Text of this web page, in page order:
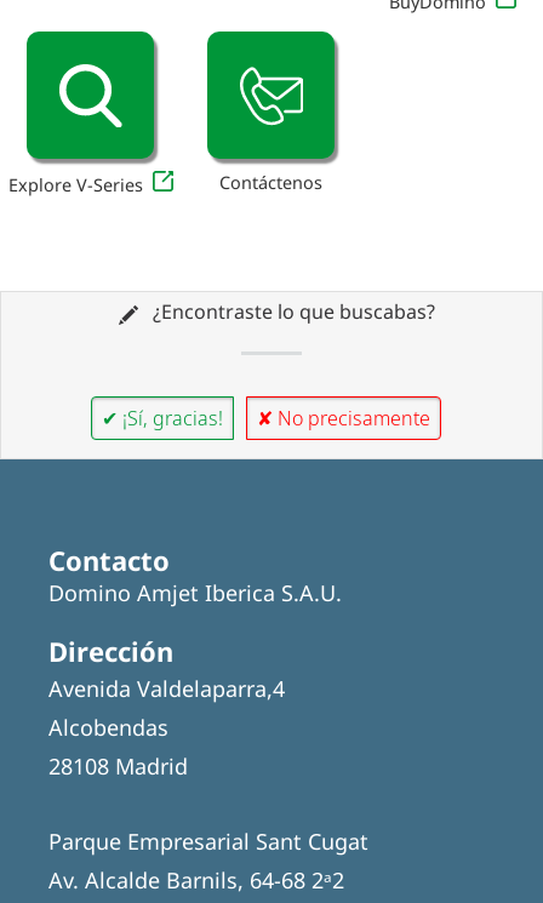
Explore V-Series Contáctenos
¿Encontraste lo que buscabas?
✔ ¡Sí, gracias! ✘ No precisamente
Contacto
Domino Amjet Iberica S.A.U.
Dirección
Avenida Valdelaparra,4
Alcobendas
28108 Madrid
Parque Empresarial Sant Cugat
Av. Alcalde Barnils, 64-68 2ᵃ2